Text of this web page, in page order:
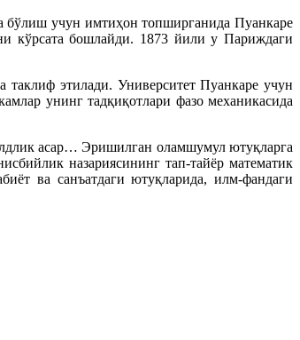
бўлиш учун имтиҳон топширганида Пуанкаре
кўрсата бошлайди. 1873 йили у Париждаги
этилади. Университет Пуанкаре учун
унинг тадқиқотлари фазо механикасида
асар… Эришилган оламшумул ютуқларга
назариясининг тап-тайёр математик
ва санъатдаги ютуқларида, илм-фандаги